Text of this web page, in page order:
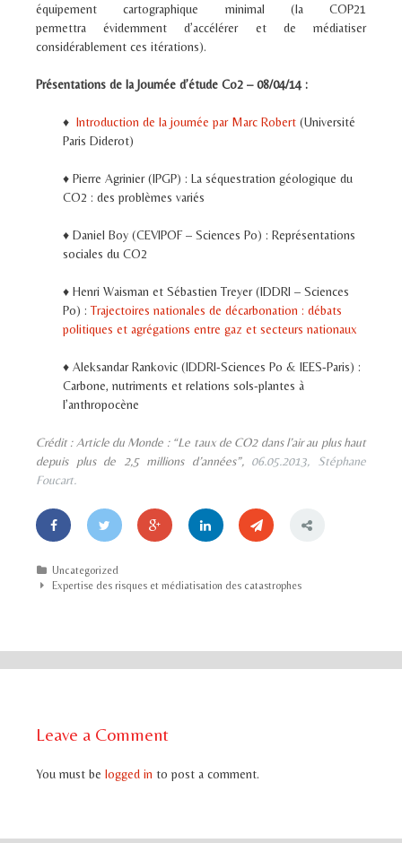
équipement cartographique minimal (la COP21
permettra évidemment d’accélérer et de médiatiser
considérablement ces itérations).
Présentations de la Journée d’étude Co2 – 08/04/14 :
♦ Introduction de la journée par Marc Robert (Université
Paris Diderot)
♦ Pierre Agrinier (IPGP) : La séquestration géologique du
CO2 : des problèmes variés
♦ Daniel Boy (CEVIPOF – Sciences Po) : Représentations
sociales du CO2
♦ Henri Waisman et Sébastien Treyer (IDDRI – Sciences
Po) :Trajectoires nationales de décarbonation : débats
politiques et agrégations entre gaz et secteurs nationaux
♦ Aleksandar Rankovic (IDDRI-Sciences Po & IEES-Paris) :
Carbone, nutriments et relations sols-plantes à
l’anthropocène
Crédit : Article du Monde : “Le taux de CO2 dans l’air au plus haut
depuis plus de 2,5 millions d’années”, 06.05.2013, Stéphane
Foucart.
Categories
Uncategorized
Post navigation
Expertise des risques et médiatisation des catastrophes
Leave a Comment
You must be logged in to post a comment.